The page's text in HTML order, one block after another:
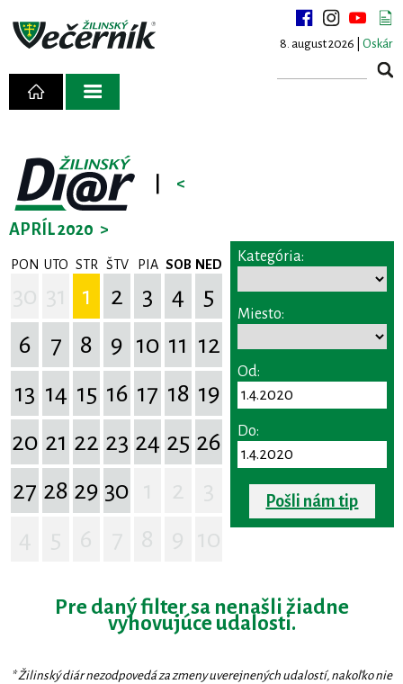
8. august 2026 | Oskár
<
APRÍL 2020 >
PON UTO STR ŠTV PIA SOB NED
1 2 3 4
5
6
7 8 9 10 11 12
13 14 15 16 17 18 19
20 21 22 23 24 25 26
27 28 29 30
Kategória:
Miesto:
Od:
Do:
Pošli nám tip
Pre daný filter sa nenašli žiadne
vyhovujúce udalosti.
* Žilinský diár nezodpovedá za zmeny uverejnených udalostí, nakoľko nie